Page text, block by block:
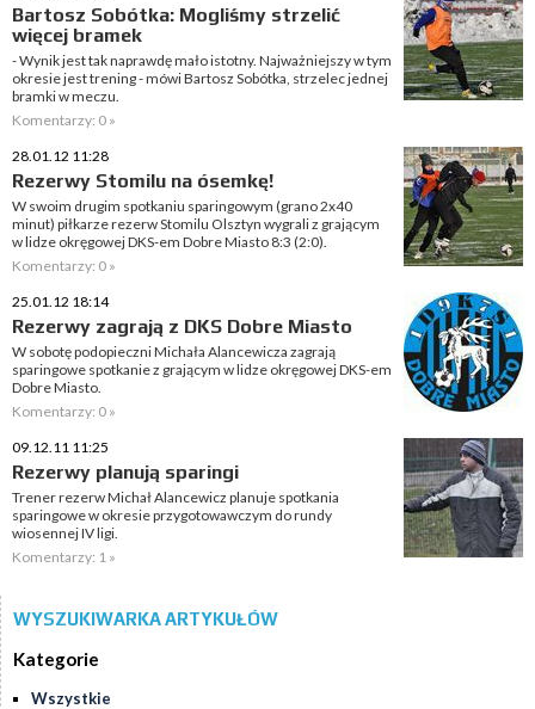
Bartosz Sobótka: Mogliśmy strzelić
więcej bramek
- Wynik jest tak naprawdę mało istotny. Najważniejszy w tym
okresie jest trening - mówi Bartosz Sobótka, strzelec jednej
bramki w meczu.
Komentarzy: 0 »
28.01.12 11:28
Rezerwy Stomilu na ósemkę!
W swoim drugim spotkaniu sparingowym (grano 2x40
minut) piłkarze rezerw Stomilu Olsztyn wygrali z grającym
w lidze okręgowej DKS-em Dobre Miasto 8:3 (2:0).
Komentarzy: 0 »
25.01.12 18:14
Rezerwy zagrają z DKS Dobre Miasto
W sobotę podopieczni Michała Alancewicza zagrają
sparingowe spotkanie z grającym w lidze okręgowej DKS-em
Dobre Miasto.
Komentarzy: 0 »
09.12.11 11:25
Rezerwy planują sparingi
Trener rezerw Michał Alancewicz planuje spotkania
sparingowe w okresie przygotowawczym do rundy
wiosennej IV ligi.
Komentarzy: 1 »
WYSZUKIWARKA ARTYKUŁÓW
Kategorie
Wszystkie